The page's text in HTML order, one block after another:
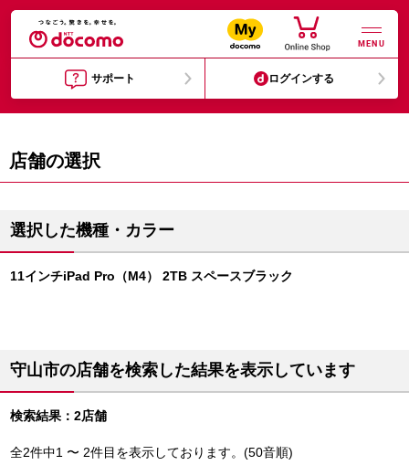
MENU
サポート ログインする
店舗の選択
選択した機種・カラー
11インチiPad Pro（M4） 2TB スペースブラック
守山市の店舗を検索した結果を表示しています
検索結果：2店舗
全2件中1 〜 2件目を表示しております。(50音順)